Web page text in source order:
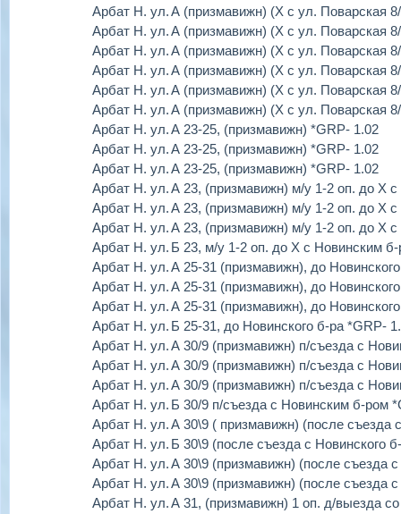
Арбат Н. ул.А (призмавижн) (Х с ул. Поварская
Арбат Н. ул.А (призмавижн) (Х с ул. Поварская
Арбат Н. ул.А (призмавижн) (Х с ул. Поварская
Арбат Н. ул.А (призмавижн) (Х с ул. Поварская
Арбат Н. ул.А (призмавижн) (Х с ул. Поварская
Арбат Н. ул.А (призмавижн) (Х с ул. Поварская
Арбат Н. ул.А 23-25, (призмавижн) *GRP- 1.02
Арбат Н. ул.А 23-25, (призмавижн) *GRP- 1.02
Арбат Н. ул.А 23-25, (призмавижн) *GRP- 1.02
Арбат Н. ул.А 23, (призмавижн) м/у 1-2 оп. до Х
Арбат Н. ул.А 23, (призмавижн) м/у 1-2 оп. до Х
Арбат Н. ул.А 23, (призмавижн) м/у 1-2 оп. до Х
Арбат Н. ул. Б 23, м/у 1-2 оп. до Х с Новинским
Арбат Н. ул.А 25-31 (призмавижн), до
Арбат Н. ул.А 25-31 (призмавижн), до
Арбат Н. ул.А 25-31 (призмавижн), до
Арбат Н. ул. Б 25-31, до Новинского б-ра *GRP-
Арбат Н. ул.А 30/9 (призмавижн) п/съезда с
Арбат Н. ул.А 30/9 (призмавижн) п/съезда с
Арбат Н. ул.А 30/9 (призмавижн) п/съезда с
Арбат Н. ул. Б 30/9 п/съезда с Новинским б-ром
Арбат Н. ул.А 30\9 ( призмавижн) (после съезда
Арбат Н. ул. Б 30\9 (после съезда с Новинского
Арбат Н. ул.А 30\9 (призмавижн) (после съезда
Арбат Н. ул.А 30\9 (призмавижн) (после съезда
Арбат Н. ул.А 31, (призмавижн) 1 оп. д/выезда